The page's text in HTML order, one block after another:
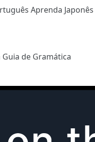
Aprenda Japonês
Guia de Gramática